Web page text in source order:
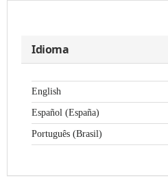
Idioma
English
Español (España)
Português (Brasil)